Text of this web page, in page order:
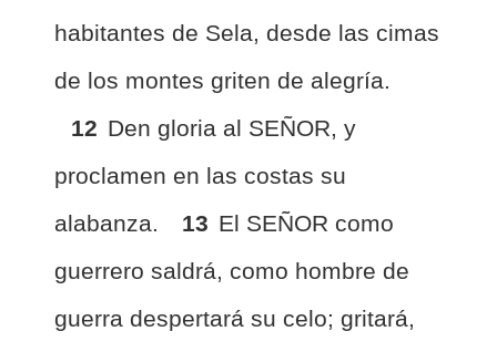
habitantes de Sela, desde las cimas
de los montes griten de alegría.
12 Den gloria al SEÑOR, y
proclamen en las costas su
alabanza.
13 El SEÑOR como
guerrero saldrá, como hombre de
guerra despertará su celo; gritará,